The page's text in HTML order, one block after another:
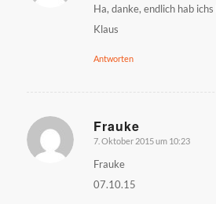
Ha, danke, endlich hab
Klaus
Antworten
Frauke
sagte:
7. Oktober 2015 um 10:23
Frauke
07.10.15